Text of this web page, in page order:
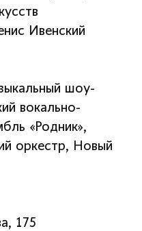
Ивенский
шоу-
вокально-
«Родник»,
оркестр, Новый
175